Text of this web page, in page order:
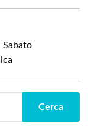
Sabato